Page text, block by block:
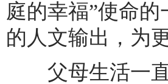
庭的幸福”使命
的人文输出，为
父母生活一直